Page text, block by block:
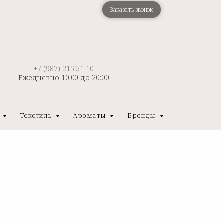
Заказать звонок
+7 (987) 215-51-10
Ежедневно 10:00 до 20:00
Текстиль Ароматы Бренды